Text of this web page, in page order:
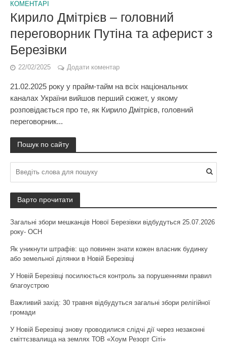
КОМЕНТАРІ
Кирило Дмітрієв – головний
переговорник Путіна та аферист з
Березівки
22/02/2025 Додати коментар
21.02.2025 року у прайм-тайм на всіх національних
каналах України вийшов перший сюжет, у якому
розповідається про те, як Кирило Дмітрієв, головний
переговорник...
Пошук по сайту
Варто прочитати
Загальні збори мешканців Нової Березівки відбудуться 25.07.2026
року- ОСН
Як уникнути штрафів: що повинен знати кожен власник будинку
або земельної ділянки в Новій Березівці
У Новій Березівці посилюється контроль за порушеннями правил
благоустрою
Важливий захід: 30 травня відбудуться загальні збори релігійної
громади
У Новій Березівці знову проводилися слідчі дії через незаконні
сміттєзвалища на землях ТОВ «Хоум Резорт Сіті»